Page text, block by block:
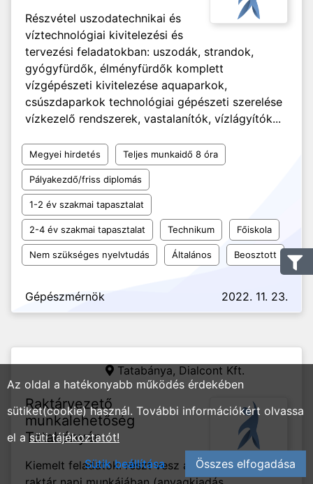
Részvétel uszodatechnikai és
víztechnológiai kivitelezési és
tervezési feladatokban: uszodák, strandok,
gyógyfürdők, élményfürdők komplett
vízgépészeti kivitelezése aquaparkok,
csúszdaparkok technológiai gépészeti szerelése
vízkezelő rendszerek, vastalanítók, vízlágyítók...
Megyei hirdetés Teljes munkaidő 8 óra
Pályakezdő/friss diplomás
1-2 év szakmai tapasztalat
2-4 év szakmai tapasztalat Technikum Főiskola
Nem szükséges nyelvtudás Általános Beosztott
Gépészmérnök 2022. 11. 23.
Tatabánya, Dialcont Kft.
Raktárvezető
munkalehetőség
Tatabányán
Kiemelt feladatok: részt vesz a
Az oldal a hatékonyabb működés érdekében
sütiket(cookie) használ. További információkért olvassa
el asüti tájékoztatót!
Sütik beállítása
Összes elfogadása